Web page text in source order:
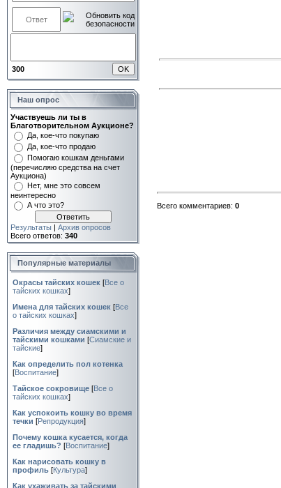
300
Наш опрос
Участвуешь ли ты в
Благотворительном Аукционе?
Да, кое-что покупаю
Да, кое-что продаю
Помогаю кошкам деньгами
(перечисляю средства на счет
Аукциона)
Нет, мне это совсем
неинтересно
А что это?
Результаты | Архив опросов
Всего ответов: 340
Популярные материалы
Окрасы тайских кошек [Все о
тайских кошках]
Имена для тайских кошек [Все
о тайских кошках]
Различия между сиамскими и
тайскими кошками [Сиамские и
тайские]
Как определить пол котенка
[Воспитание]
Тайское сокровище [Все о
тайских кошках]
Как успокоить кошку во время
течки [Репродукция]
Почему кошка кусается, когда
ее гладишь? [Воспитание]
Как нарисовать кошку в
профиль [Культура]
Как ухаживать за тайскими
Всего комментариев: 0